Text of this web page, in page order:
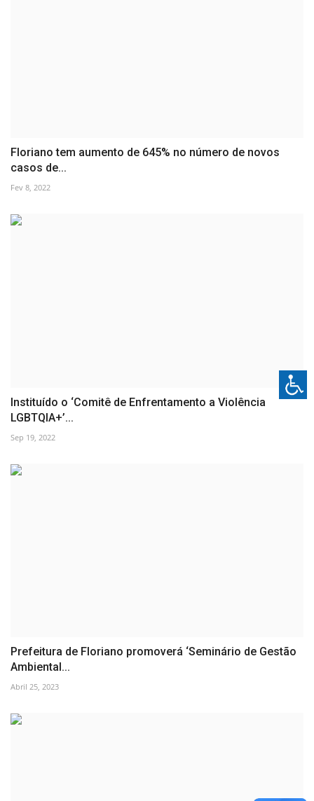
Floriano tem aumento de 645% no número de novos
casos de...
Fev 8, 2022
Instituído o ‘Comitê de Enfrentamento a Violência
LGBTQIA+’...
Sep 19, 2022
Prefeitura de Floriano promoverá ‘Seminário de Gestão
Ambiental...
Abril 25, 2023